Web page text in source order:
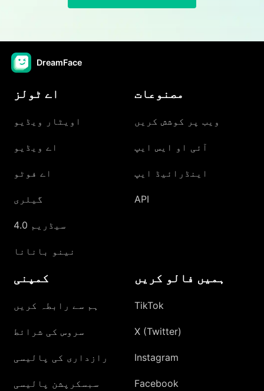
DreamFace
اے ٹولز
اویٹار ویڈیو
اے ویڈیو
اے فوٹو
گیلری
سیڈریم 4.0
نینو بانانا
مصنوعات
ویب پر کوشش کریں
آئی او ایس ایپ
اینڈرائیڈ ایپ
API
کمپنی
ہم سے رابطہ کریں
سروس کی شرائط
رازداری کی پالیسی
سبسکرپشن پالیسی
ہمیں فالو کریں
TikTok
X (Twitter)
Instagram
Facebook